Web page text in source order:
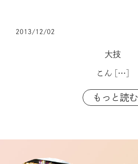
2013/12/02
大技
こん […]
もっと読む